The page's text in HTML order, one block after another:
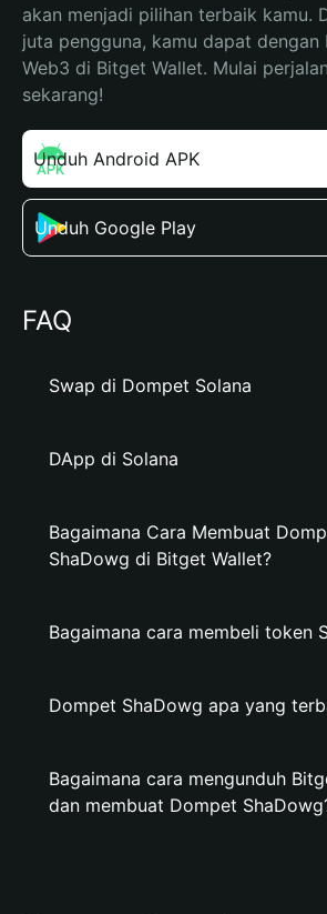
akan menjadi pilihan terbaik kamu.
juta pengguna, kamu dapat dengan
Web3 di Bitget Wallet. Mulai
sekarang!
Unduh Android APK
Unduh Google Play
FAQ
Swap di Dompet Solana
DApp di Solana
Bagaimana Cara Membuat
ShaDowg di Bitget Wallet?
Bagaimana cara membeli token
Dompet ShaDowg apa yang
Bagaimana cara mengunduh
dan membuat Dompet